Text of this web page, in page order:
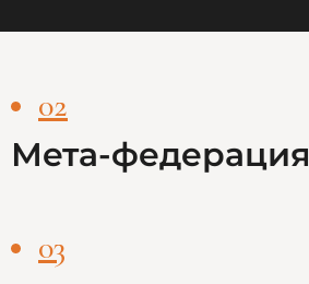
02
Мета-федерация
03